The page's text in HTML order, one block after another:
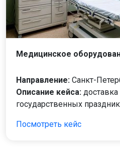
Медицинское
Направление: Санкт-
Описание кейса:
государственных
Посмотреть кейс